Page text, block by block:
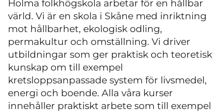
Holma folkhögskola arbetar för en hållbar
värld. Vi är en skola i Skåne med inriktning
mot hållbarhet, ekologisk odling,
permakultur och omställning. Vi driver
utbildningar som ger praktisk och teoretisk
kunskap om till exempel
kretsloppsanpassade system för livsmedel,
energi och boende. Alla våra kurser
innehåller praktiskt arbete som till exempel